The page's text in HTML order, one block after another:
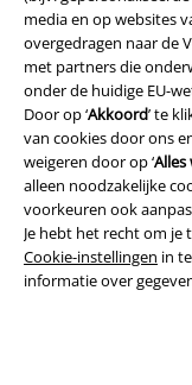
media en op websites
overgedragen naar de
met partners die
onder de huidige EU-
Door op ‘Akkoord’ te
van cookies door ons
weigeren door op ‘Alles
alleen noodzakelijke
voorkeuren ook
Je hebt het recht om
Cookie-instellingen in
informatie over
Legal
Algemene Voorwaarden
Bedrijfsgegevens
Privacyverklaring
Verklaring van
Informatie over